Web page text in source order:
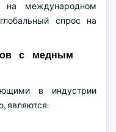
на международном
спрос на
с медным
в индустрии
являются: